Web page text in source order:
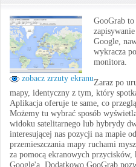
zobacz zrzuty ekranu
GooGrab to
Google,
wykracza
monitora.
Zaraz po
mapy, identyczny z tym, który
Aplikacja oferuje te same, co
Możemy tu wybrać sposób
widoku satelitarnego lub hybrydy
interesującej nas pozycji na mapie
przemieszczania mapy ruchami
za pomocą ekranowych
Google'a. Dodatkowo GooGrab